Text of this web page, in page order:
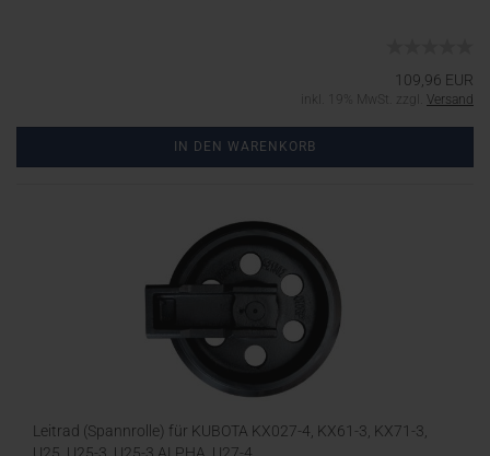
109,96 EUR
inkl. 19% MwSt. zzgl. Versand
IN DEN WARENKORB
Leitrad (Spannrolle) für KUBOTA KX027-4, KX61-3, KX71-3,